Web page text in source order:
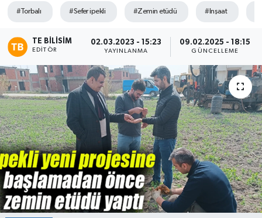
#Torbalı #Sefer ipekli #Zemin etüdü #Inşaat
TE BILISIM
EDITÖR
02.03.2023 - 15:23
YAYINLANMA
09.02.2025 - 18:15
GÜNCELLEME
Haber Arşivi